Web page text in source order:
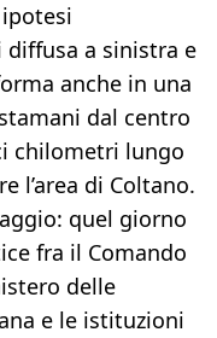
diffusa a sinistra e
anche in una
dal centro
chilometri lungo
l’area di Coltano.
quel giorno
fra il Comando
delle
e le istituzioni